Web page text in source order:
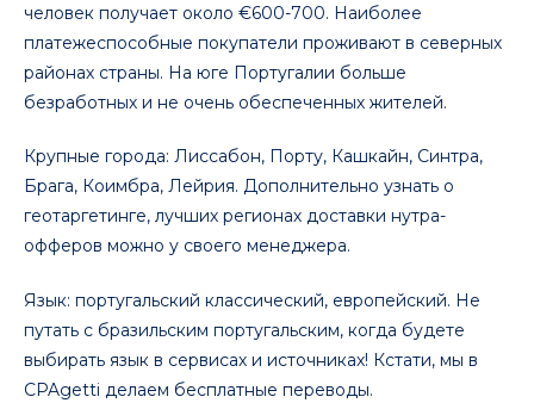
человек получает около €600-700. Наиболее
платежеспособные покупатели проживают в северных
районах страны. На юге Португалии больше
безработных и не очень обеспеченных жителей.
Крупные города: Лиссабон, Порту, Кашкайн, Синтра,
Брага, Коимбра, Лейрия. Дополнительно узнать о
геотаргетинге, лучших регионах доставки нутра-
офферов можно у своего менеджера.
Язык: португальский классический, европейский. Не
путать с бразильским португальским, когда будете
выбирать язык в сервисах и источниках! Кстати, мы в
CPAgetti делаем бесплатные переводы.